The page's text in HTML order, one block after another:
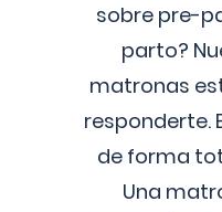
sobre pre-
parto?
matronas
responderte.
de forma
Una